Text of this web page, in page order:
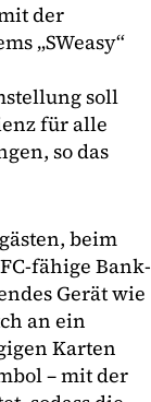
der
„SWeasy“
soll
für alle
so das
beim
fähige Bank-
Gerät wie
an ein
Karten
– mit der